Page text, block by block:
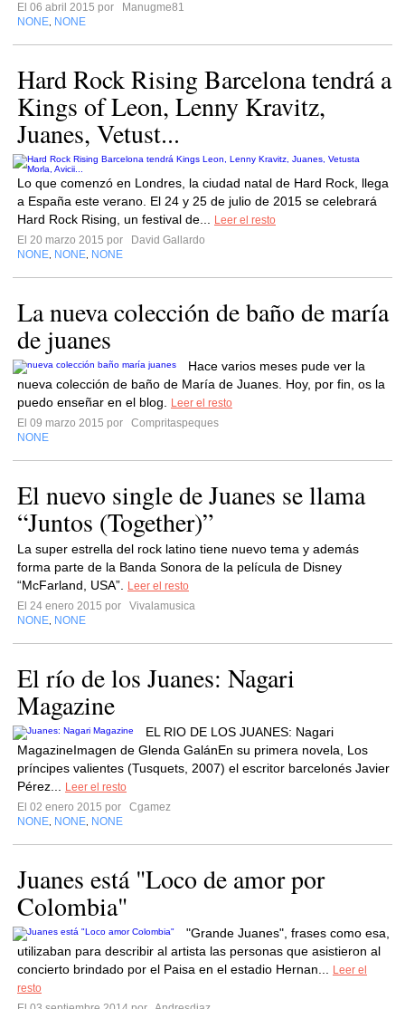
El 06 abril 2015 por
Manugme81
NONE NONE
Hard Rock Rising Barcelona tendrá a
Kings of Leon, Lenny Kravitz,
Juanes, Vetust...
Lo que comenzó en Londres, la ciudad natal de Hard Rock, llega
a España este verano. El 24 y 25 de julio de 2015 se celebrará
Hard Rock Rising, un festival de...
Leer el resto
El 20 marzo 2015 por
David Gallardo
NONE NONE NONE
La nueva colección de baño de maría
de juanes
Hace varios meses pude ver la
nueva colección de baño de María de Juanes. Hoy, por fin, os la
puedo enseñar en el blog.
Leer el resto
El 09 marzo 2015 por
Compritaspeques
NONE
El nuevo single de Juanes se llama
“Juntos (Together)”
La super estrella del rock latino tiene nuevo tema y además
forma parte de la Banda Sonora de la película de Disney
“McFarland, USA”.
Leer el resto
El 24 enero 2015 por
Vivalamusica
NONE NONE
El río de los Juanes: Nagari
Magazine
EL RIO DE LOS JUANES: Nagari
MagazineImagen de Glenda GalánEn su primera novela, Los
príncipes valientes (Tusquets, 2007) el escritor barcelonés Javier
Pérez...
Leer el resto
El 02 enero 2015 por
Cgamez
NONE NONE NONE
Juanes está "Loco de amor por
Colombia"
"Grande Juanes", frases como esa,
utilizaban para describir al artista las personas que asistieron al
concierto brindado por el Paisa en el estadio Hernan...
Leer el
resto